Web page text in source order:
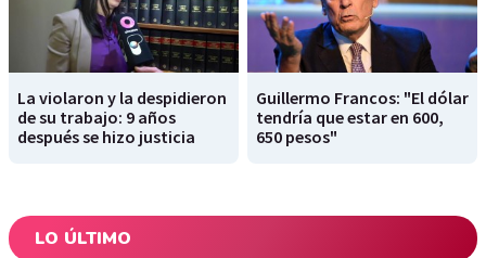
La violaron y la despidieron
de su trabajo: 9 años
después se hizo justicia
Guillermo Francos: "El dólar
tendría que estar en 600,
650 pesos"
LO ÚLTIMO